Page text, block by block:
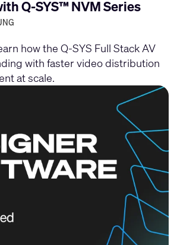
Q-SYS™ NVM Series
how the Q-SYS Full Stack AV
with faster video distribution
at scale.